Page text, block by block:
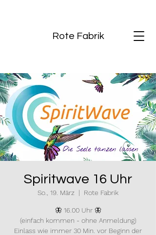
Rote Fabrik
Spiritwave 16 Uhr
So., 19. März
  |
Rote Fabrik
🦋 16.00 Uhr 🦋
(einfach kommen - ohne Anmeldung)
Einlass wie immer 30 Min. vor Beginn der